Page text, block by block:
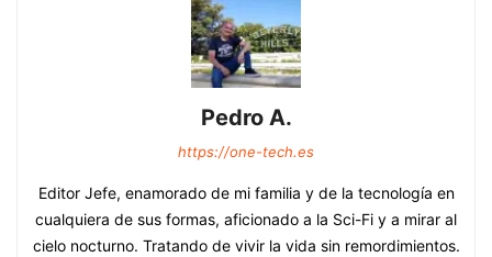
Pedro A.
https://one-tech.es
Editor Jefe, enamorado de mi familia y de la tecnología en
cualquiera de sus formas, aficionado a la Sci-Fi y a mirar al
cielo nocturno. Tratando de vivir la vida sin remordimientos.